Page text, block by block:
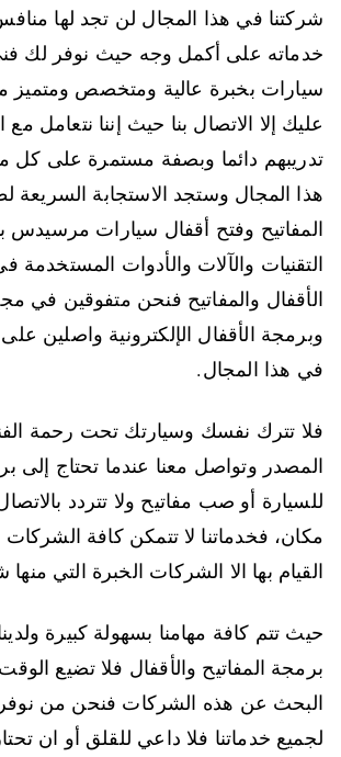
شركتنا في هذا المجال لن تجد لها
خدماته على أكمل وجه حيث نوفر لك
سيارات بخبرة عالية ومتخصص ومتميز
عليك إلا الاتصال بنا حيث إننا نتعامل مع
تدريبهم دائما وبصفة مستمرة على كل
هذا المجال وستجد الاستجابة
المفاتيح وفتح أقفال سيارات مرسيدس
التقنيات والآلات والأدوات المستخدمة
الأقفال والمفاتيح فنحن متفوقين في
وبرمجة الأقفال الإلكترونية واصلين
في هذا المجال.
فلا تترك نفسك وسيارتك تحت رحمة
المصدر وتواصل معنا عندما تحتاج إلى
للسيارة أو صب مفاتيح ولا تتردد
مكان، فخدماتنا لا تتمكن كافة
القيام بها الا الشركات الخبرة التي منها
حيث تتم كافة مهامنا بسهولة كبيرة
برمجة المفاتيح والأقفال فلا تضيع
البحث عن هذه الشركات فنحن من
لجميع خدماتنا فلا داعي للقلق أو ان